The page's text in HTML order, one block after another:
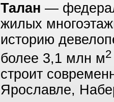
Талан —
жилых
историю
более 3,1 млн м2
строит
Ярославле,